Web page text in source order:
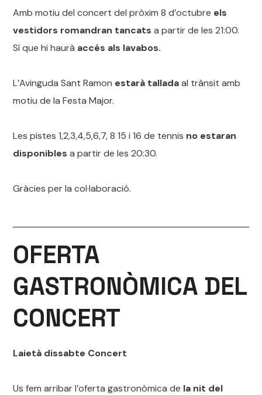
Amb motiu del concert del pròxim 8 d’octubre els
vestidors romandran tancatsa partir de les 21:00.
Sí que hi haurà accés als lavabos.
L’Avinguda Sant Ramon estarà talladaal trànsit amb
motiu de la Festa Major.
Les pistes 1,2,3,4,5,6,7, 8 15 i 16 de tennis no estaran
disponibles a partir de les 20:30.
Gràcies per la col·laboració.
OFERTA
GASTRONÒMICA DEL
CONCERT
Laietà dissabte Concert
Us fem arribar l’oferta gastronòmica de la nit del